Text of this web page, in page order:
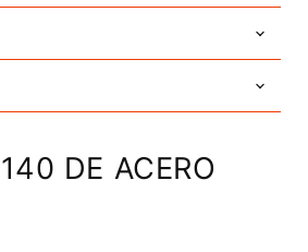
DE ACERO